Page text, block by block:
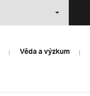
Věda a výzkum